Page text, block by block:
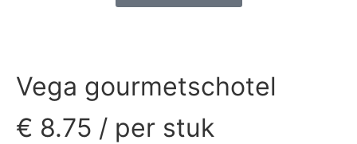
Vega gourmetschotel
€ 8.75 / per stuk